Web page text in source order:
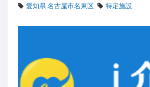
愛知県 名古屋市名東区
特定施設